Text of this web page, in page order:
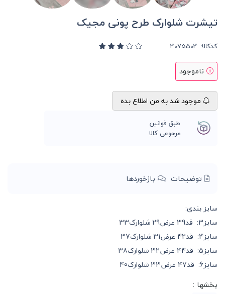
تیشرت شلوارک طرح پونی مجیک
کدکالا:
ناموجود
موجود شد به من اطلاع بده
طبق قوانین
مرجوعی کالا
توضیحات بازخوردها
سایز بندی:
سایز3: قد39 عرض29 شلوارک33
سایز4: قد42 عرض31 شلوارک37
سایز5: قد44 عرض32 شلوارک38
سایز6: قد47 عرض33 شلوارک40
بخشها :